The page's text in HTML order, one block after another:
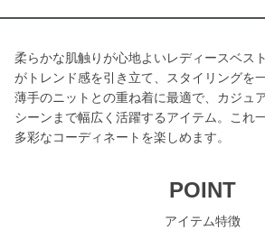
柔らかな肌触りが心地よいレディースベス
がトレンド感を引き立て、スタイリングを
薄手のニットとの重ね着に最適で、カジュ
シーンまで幅広く活躍するアイテム。これ
多彩なコーディネートを楽しめます。
POINT
アイテム特徴